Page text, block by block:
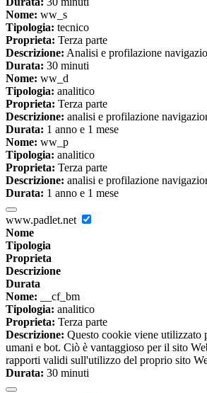
Nome: ww_s
Tipologia: tecnico
Proprieta: Terza parte
Descrizione: Analisi e profilazione
Durata: 30 minuti
Nome: ww_d
Tipologia: analitico
Proprieta: Terza parte
Descrizione: analisi e profilazione
Durata: 1 anno e 1 mese
Nome: ww_p
Tipologia: analitico
Proprieta: Terza parte
Descrizione: analisi e profilazione
Durata: 1 anno e 1 mese
www.padlet.net
Nome
Tipologia
Proprieta
Descrizione
Durata
Nome: __cf_bm
Tipologia: analitico
Proprieta: Terza parte
Descrizione: Questo cookie viene utilizzato
umani e bot. Ciò è vantaggioso per il sito
rapporti validi sull'utilizzo del proprio sito
Durata: 30 minuti